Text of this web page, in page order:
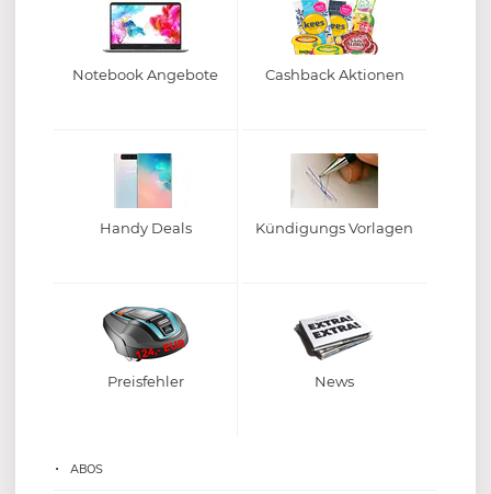
Notebook Angebote Cashback Aktionen
Handy Deals Kündigungs Vorlagen
Preisfehler News
ABOS